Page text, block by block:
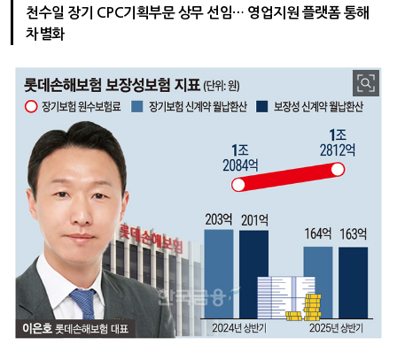
천수일 장기 CPC기획부문 상무 선임… 영업지원 플랫폼 통해
차별화